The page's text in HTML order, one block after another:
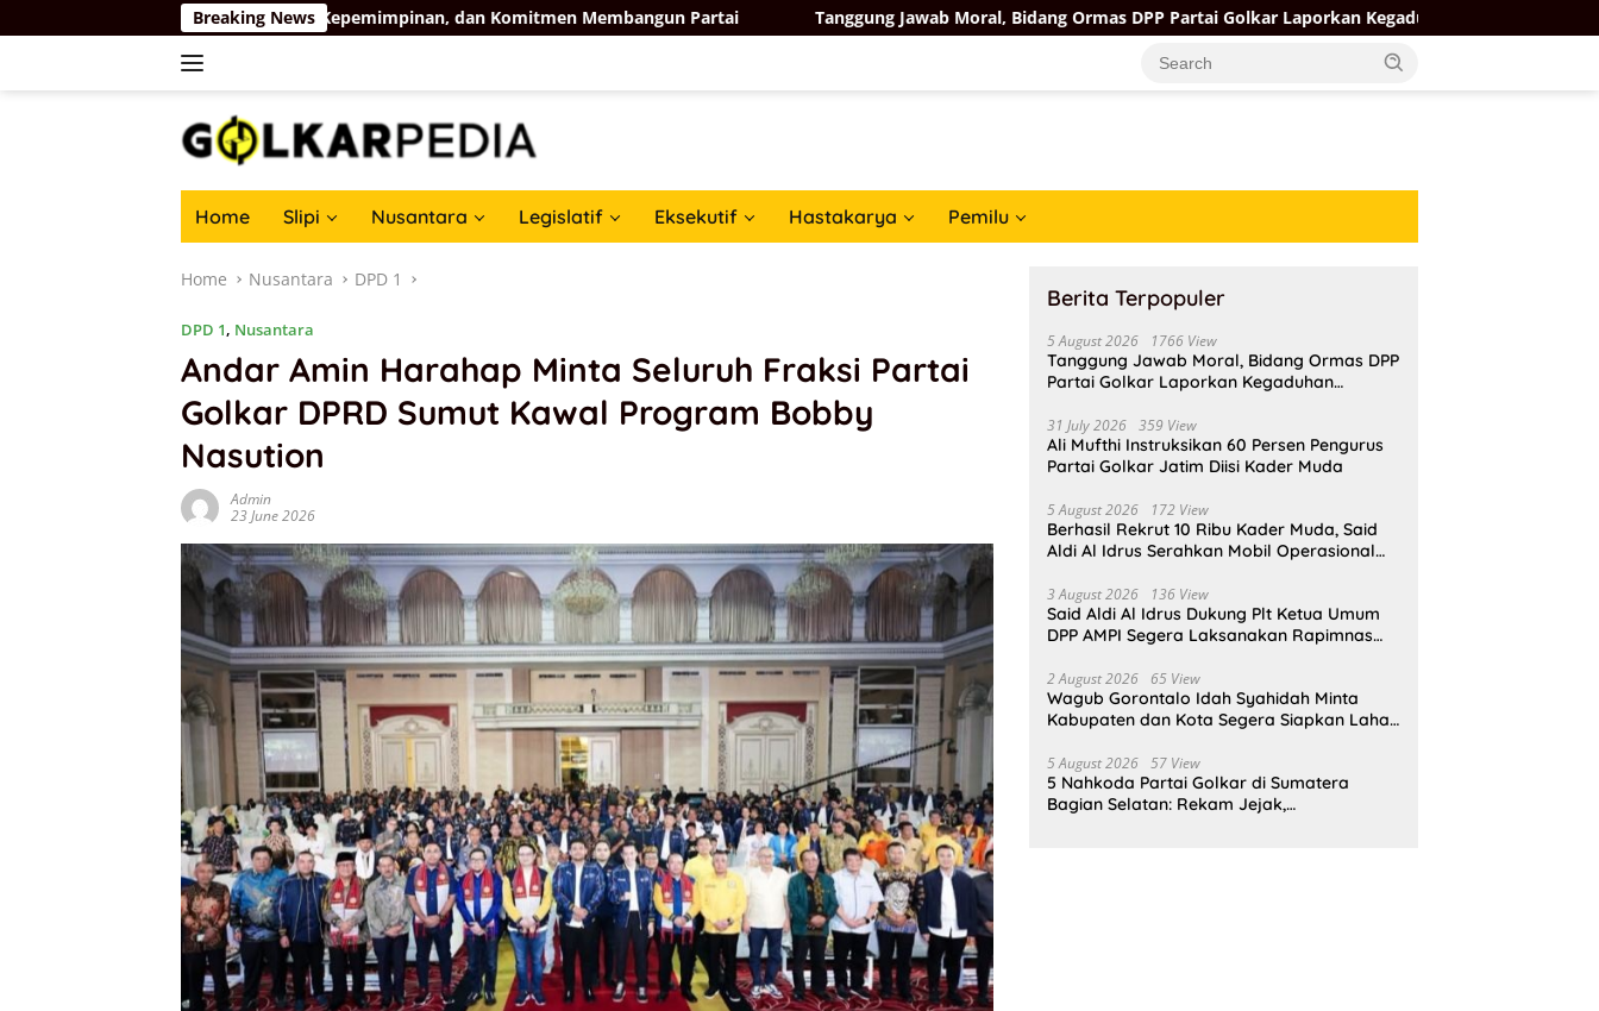
to
Breaking News
Selatan: Rekam Jejak, Kepemimpinan, dan Komitmen Membangun Partai Tanggung Jawab Moral, Bidang Ormas DPP Partai Golkar Laporkan Kegaduhan Internal AMPI ke Ketum
Home Slipi Nusantara Legislatif Eksekutif Hastakarya Pemilu
Home Nusantara DPD 1
DPD 1, Nusantara
Andar Amin Harahap Minta Seluruh Fraksi Partai
Golkar DPRD Sumut Kawal Program Bobby
Nasution
Admin
23 June 2026
Berita Terpopuler
5 August 2026 1766 View
Tanggung Jawab Moral, Bidang Ormas DPP
Partai Golkar Laporkan Kegaduhan
31 July 2026 359 View
Ali Mufthi Instruksikan 60 Persen Pengurus
Partai Golkar Jatim Diisi Kader Muda
5 August 2026 172 View
Berhasil Rekrut 10 Ribu Kader Muda, Said
Aldi Al Idrus Serahkan Mobil Operasional
3 August 2026 136 View
Said Aldi Al Idrus Dukung Plt Ketua Umum
DPP AMPI Segera Laksanakan Rapimnas
2 August 2026 65 View
Wagub Gorontalo Idah Syahidah Minta
Kabupaten dan Kota Segera Siapkan Lahan
5 August 2026 57 View
5 Nahkoda Partai Golkar di Sumatera
Bagian Selatan: Rekam Jejak,